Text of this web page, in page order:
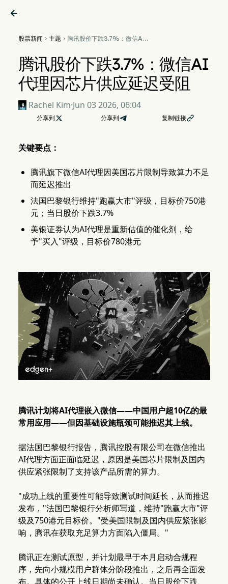

股票新闻  主题  腾讯股价下跌3.7%：微信AI
腾讯股价下跌3.7%：微信AI
代理因芯片供应延迟受阻
Rachel Kim·Jun 03 2026, 06:04
分享到  分享到 复制链接
关键要点：
腾讯旗下微信AI代理因美国芯片限制导致算力不足
而延迟推出
法国巴黎银行维持"跑赢大市"评级，目标价750港
元；当日股价下跌3.7%
美银证券认为AI代理是重新估值的催化剂，给
予"买入"评级，目标价780港元
腾讯计划将AI代理嵌入微信——中国用户超10亿的最
常用应用——但因基础设施瓶颈可能推迟其上线。
据法国巴黎银行报告，腾讯控股有限公司在微信推出
AI代理方面正面临延迟，原因是美国芯片限制及国内
供应紧张限制了支持该产品所需的算力。
"成功上线的重要性可能导致测试时间延长，从而推迟
发布，"法国巴黎银行分析师写道，维持"跑赢大市"评
级及750港元目标价。"受美国限制及国内供应紧张影
响，腾讯在获取充足算力方面陷入僵局。"
腾讯正在测试原型，并计划最早于本月启动合规程
序，先向小规模用户群体分阶段推出，之后再全面发
布。具体的公开上线日期尚未确认。当日股价下跌